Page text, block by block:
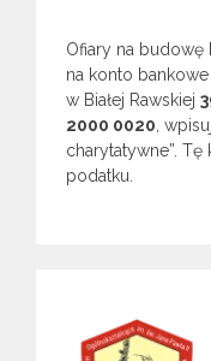
Ofiary na budowę
na konto
w Białej Rawskiej
2000 0020 ,
charytatywne”.
podatku.